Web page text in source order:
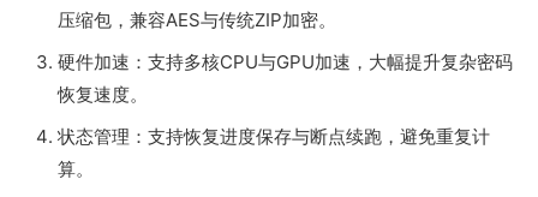
压缩包，兼容AES与传统ZIP加密。
硬件加速：支持多核CPU与GPU加速，大幅提升复杂密码
恢复速度。
状态管理：支持恢复进度保存与断点续跑，避免重复计
算。